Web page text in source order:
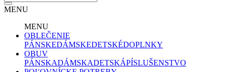
MENU
MENU
OBLEČENIE
PÁNSKEDÁMSKEDETSKÉDOPLNKY
OBUV
PÁNSKADÁMSKADETSKÁPÍSLUŠENSTVO